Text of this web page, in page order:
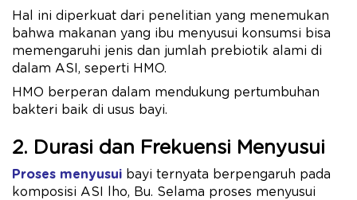
Hal ini diperkuat dari penelitian yang menemukan
bahwa makanan yang ibu menyusui konsumsi bisa
memengaruhi jenis dan jumlah prebiotik alami di
dalam ASI, seperti HMO.
HMO berperan dalam mendukung pertumbuhan
bakteri baik di usus bayi.
2. Durasi dan Frekuensi Menyusui
Proses menyusui bayi ternyata berpengaruh pada
komposisi ASI lho, Bu. Selama proses menyusui